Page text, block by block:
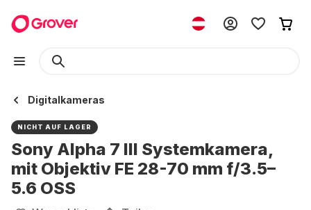
Digitalkameras
NICHT AUF LAGER
Sony Alpha 7 III Systemkamera,
mit Objektiv FE 28-70 mm f/3.5–
5.6 OSS